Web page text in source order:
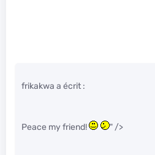
frikakwa a écrit :
Peace my friend! " />